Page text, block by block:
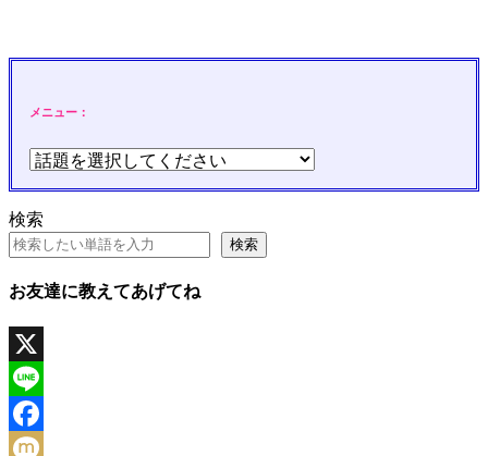
メニュー：
検索
検索
お友達に教えてあげてね
X
Line
Facebook